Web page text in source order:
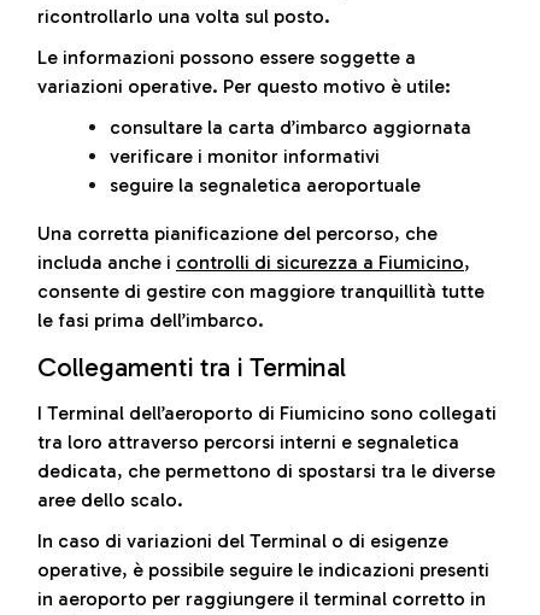
ricontrollarlo una volta sul posto.
Le informazioni possono essere soggette a
variazioni operative. Per questo motivo è utile:
consultare la carta d’imbarco aggiornata
verificare i monitor informativi
seguire la segnaletica aeroportuale
Una corretta pianificazione del percorso, che
includa anche i controlli di sicurezza a Fiumicino,
consente di gestire con maggiore tranquillità tutte
le fasi prima dell’imbarco.
Collegamenti tra i Terminal
I Terminal dell’aeroporto di Fiumicino sono collegati
tra loro attraverso percorsi interni e segnaletica
dedicata, che permettono di spostarsi tra le diverse
aree dello scalo.
In caso di variazioni del Terminal o di esigenze
operative, è possibile seguire le indicazioni presenti
in aeroporto per raggiungere il terminal corretto in